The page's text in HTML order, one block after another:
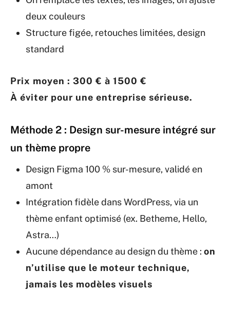
deux couleurs
Structure figée, retouches limitées, design
standard
Prix moyen : 300 € à 1500 €
À éviter pour une entreprise sérieuse.
Méthode 2 : Design sur-mesure intégré sur
un thème propre
Design Figma 100 % sur-mesure, validé en
amont
Intégration fidèle dans WordPress, via un
thème enfant optimisé (ex. Betheme, Hello,
Astra…)
Aucune dépendance au design du thème :on
n’utilise que le moteur technique,
jamais les modèles visuels